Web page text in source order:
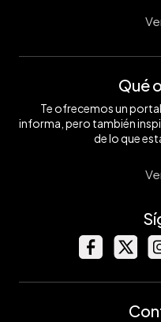
Qué
Te ofrecemos un
informa, pero también
de lo que